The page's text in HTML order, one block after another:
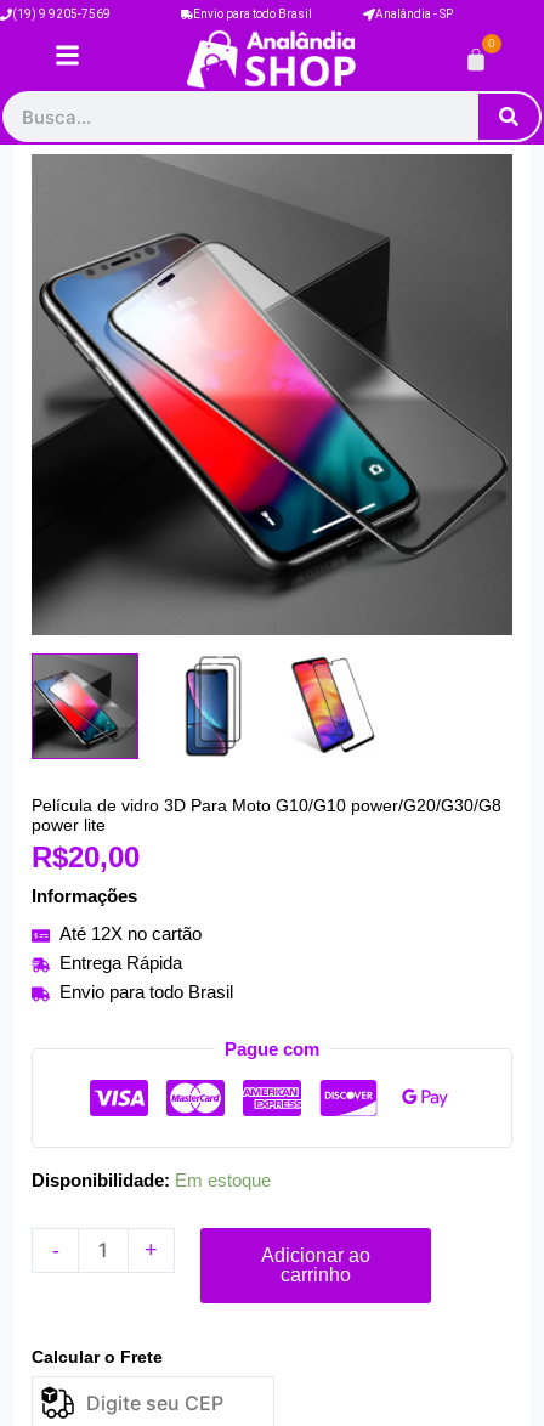
Ir
conteúdo
0
Pesquisar
(19) 9 9205-7569 Envio para todo Brasil Analândia - SP
Película de vidro 3D Para Moto G10/G10 power/G20/G30/G8
power lite
R$20,00
Informações
Até 12X no cartão
Entrega Rápida
Envio para todo Brasil
Pague com
Disponibilidade: Em estoque
-
Película
de
vidro
3D
Para
Moto
G10/G10
quantidade
+
Adicionar ao
carrinho
Calcular o Frete